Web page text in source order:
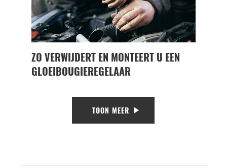
ZO VERWIJDERT EN MONTEERT U EEN
GLOEIBOUGIEREGELAAR
TOON MEER